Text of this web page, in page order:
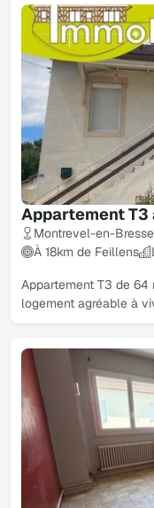
Appartement T3
Montrevel-en-
À 18km de Feillens
Appartement T3 de 64
logement agréable à